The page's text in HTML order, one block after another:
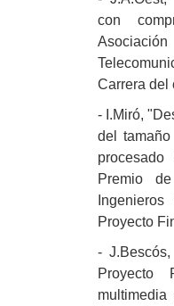
con
Carrera del
- I.Miró,
del
Premio
Proyecto
-
Proyecto